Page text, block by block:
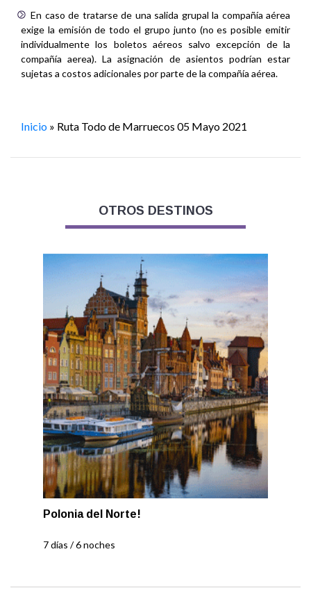
En caso de tratarse de una salida grupal la compañía aérea
exige la emisión de todo el grupo junto (no es posible emitir
individualmente los boletos aéreos salvo excepción de la
compañía aerea). La asignación de asientos podrían estar
sujetas a costos adicionales por parte de la compañía aérea.
Inicio » Ruta Todo de Marruecos 05 Mayo 2021
OTROS DESTINOS
Polonia del Norte!
7 días / 6 noches